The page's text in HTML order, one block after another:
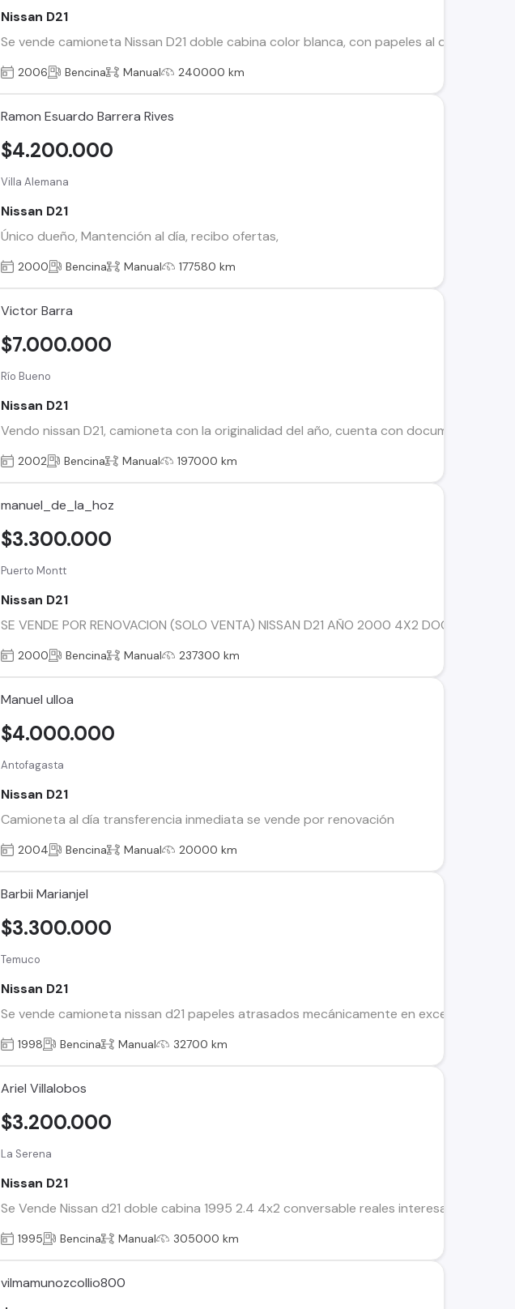
Nissan D21
Se vende camioneta Nissan D21 doble cabina color blanca, con papeles al día,
2006 Bencina Manual 240000 km
Ramon Esuardo Barrera Rives
Villa Alemana
Nissan D21
Único dueño, Mantención al día, recibo ofertas,
$4.200.000
2000 Bencina Manual 177580 km
Victor Barra
Río Bueno
Nissan D21
Vendo nissan D21, camioneta con la originalidad del año, cuenta con documentación
$7.000.000
2002 Bencina Manual 197000 km
manuel_de_la_hoz
Puerto Montt
Nissan D21
SE VENDE POR RENOVACION (SOLO VENTA) NISSAN D21 AÑO 2000 4X2
$3.300.000
2000 Bencina Manual 237300 km
Manuel ulloa
Antofagasta
Nissan D21
Camioneta al día transferencia inmediata se vende por renovación
$4.000.000
2004 Bencina Manual 20000 km
Barbii Marianjel
Temuco
Nissan D21
Se vende camioneta nissan d21 papeles atrasados mecánicamente en excelente
$3.300.000
1998 Bencina Manual 32700 km
Ariel Villalobos
La Serena
Nissan D21
Se Vende Nissan d21 doble cabina 1995 2.4 4x2 conversable reales interesados
$3.200.000
1995 Bencina Manual 305000 km
vilmamunozcollio800